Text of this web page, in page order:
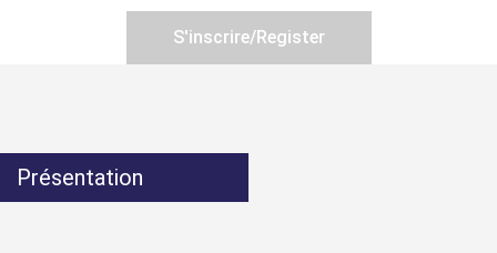
S'inscrire/Register
Présentation